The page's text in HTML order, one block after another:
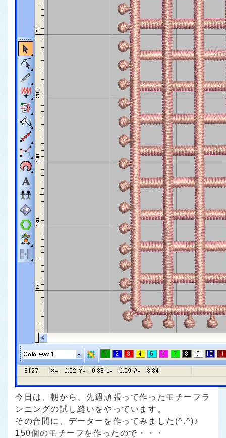
今日は、朝から、先週頑張って作ったモチーフラ
ンニングの試し縫いをやっています。
その合間に、データーを作ってみました(^.^)♪
150個のモチーフを作ったので・・・